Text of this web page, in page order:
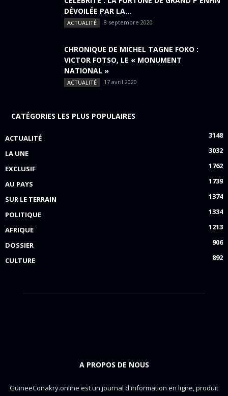
DÉVOILÉE PAR LA...
ACTUALITÉ 8 septembre 2020
CHRONIQUE DE MICHEL TAGNE FOKO :
VICTOR FOTSO, LE « MONUMENT
NATIONAL »
ACTUALITÉ 17 avril 2020
CATÉGORIES LES PLUS POPULAIRES
ACTUALITÉ
3148
LA UNE
3032
EXCLUSIF
1762
AU PAYS
1739
SUR LE TERRAIN
1374
POLITIQUE
1334
AFRIQUE
1213
DOSSIER
906
CULTURE
892
A PROPOS DE NOUS
GuineeConakry.online est un journal d'information en ligne, produit